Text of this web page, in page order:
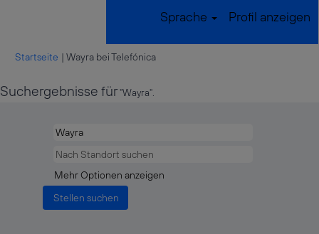
Sprache Profil anzeigen
Startseite | Wayra bei Telefónica(aktuelle
Suchergebnisse für"Wayra".
Mehr Optionen anzeigen